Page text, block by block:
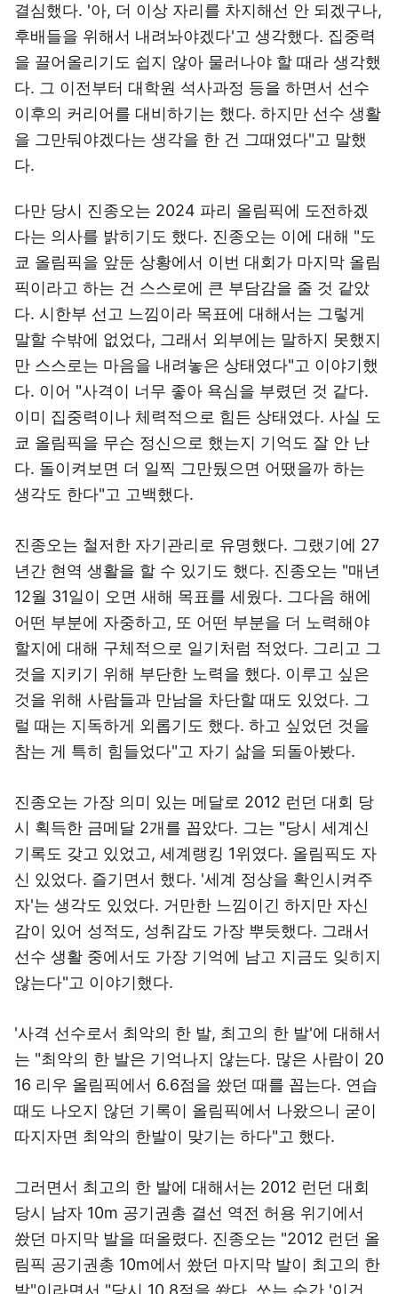
결심했다. '아, 더 이상 자리를 차지해선 안 되겠구나,
후배들을 위해서 내려놔야겠다'고 생각했다. 집중력
을 끌어올리기도 쉽지 않아 물러나야 할 때라 생각했
다. 그 이전부터 대학원 석사과정 등을 하면서 선수
이후의 커리어를 대비하기는 했다. 하지만 선수 생활
을 그만둬야겠다는 생각을 한 건 그때였다"고 말했
다.
다만 당시 진종오는 2024 파리 올림픽에 도전하겠
다는 의사를 밝히기도 했다. 진종오는 이에 대해 "도
쿄 올림픽을 앞둔 상황에서 이번 대회가 마지막 올림
픽이라고 하는 건 스스로에 큰 부담감을 줄 것 같았
다. 시한부 선고 느낌이라 목표에 대해서는 그렇게
말할 수밖에 없었다, 그래서 외부에는 말하지 못했지
만 스스로는 마음을 내려놓은 상태였다"고 이야기했
다. 이어 "사격이 너무 좋아 욕심을 부렸던 것 같다.
이미 집중력이나 체력적으로 힘든 상태였다. 사실 도
쿄 올림픽을 무슨 정신으로 했는지 기억도 잘 안 난
다. 돌이켜보면 더 일찍 그만뒀으면 어땠을까 하는
생각도 한다"고 고백했다.
진종오는 철저한 자기관리로 유명했다. 그랬기에 27
년간 현역 생활을 할 수 있기도 했다. 진종오는 "매년
12월 31일이 오면 새해 목표를 세웠다. 그다음 해에
어떤 부분에 자중하고, 또 어떤 부분을 더 노력해야
할지에 대해 구체적으로 일기처럼 적었다. 그리고 그
것을 지키기 위해 부단한 노력을 했다. 이루고 싶은
것을 위해 사람들과 만남을 차단할 때도 있었다. 그
럴 때는 지독하게 외롭기도 했다. 하고 싶었던 것을
참는 게 특히 힘들었다"고 자기 삶을 되돌아봤다.
진종오는 가장 의미 있는 메달로 2012 런던 대회 당
시 획득한 금메달 2개를 꼽았다. 그는 "당시 세계신
기록도 갖고 있었고, 세계랭킹 1위였다. 올림픽도 자
신 있었다. 즐기면서 했다. '세계 정상을 확인시켜주
자'는 생각도 있었다. 거만한 느낌이긴 하지만 자신
감이 있어 성적도, 성취감도 가장 뿌듯했다. 그래서
선수 생활 중에서도 가장 기억에 남고 지금도 잊히지
않는다"고 이야기했다.
'사격 선수로서 최악의 한 발, 최고의 한 발'에 대해서
는 "최악의 한 발은 기억나지 않는다. 많은 사람이 20
16 리우 올림픽에서 6.6점을 쐈던 때를 꼽는다. 연습
때도 나오지 않던 기록이 올림픽에서 나왔으니 굳이
따지자면 최악의 한발이 맞기는 하다"고 했다.
그러면서 최고의 한 발에 대해서는 2012 런던 대회
당시 남자 10m 공기권총 결선 역전 허용 위기에서
쐈던 마지막 발을 떠올렸다. 진종오는 "2012 런던 올
림픽 공기권총 10m에서 쐈던 마지막 발이 최고의 한
발"이라면서 "당시 10.8점을 쐈다. 쏘는 순간 '이건